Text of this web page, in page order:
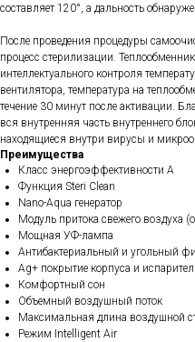
составляет 120°, а дальность
После проведения процедуры
процесс стерилизации.
интеллектуального контроля
вентилятора, температура на
течение 30 минут после активации.
вся внутренняя часть внутреннего
находящиеся внутри вирусы и
Преимущества
Класс энергоэффективности A
Функция Steri Clean
Nano-Aqua генератор
Модуль притока свежего воздуха
Мощная УФ-лампа
Антибактериальный и угольный
Ag+ покрытие корпуса и
Комфортный сон
Объемный воздушный поток
Максимальная длина воздушной
Режим Intelligent Air